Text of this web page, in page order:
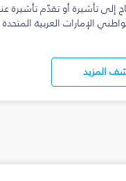
إلى تأشيرة أو تقدّم تأشيرة
الإمارات العربية المتحدة
المزيد